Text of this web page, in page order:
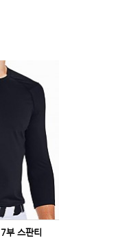
부 스판티